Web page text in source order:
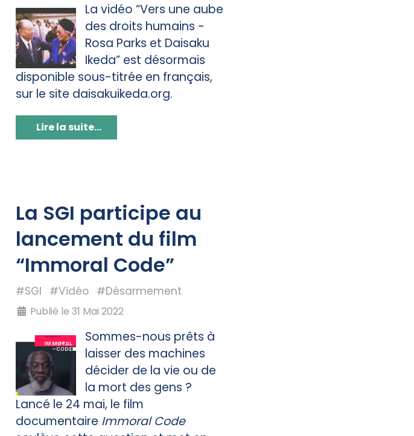
La vidéo “Vers une aube
des droits humains -
Rosa Parks et Daisaku
Ikeda” est désormais
disponible sous-titrée en français,
sur le site daisakuikeda.org.
Lire la suite...
La SGI participe au
lancement du film
“Immoral Code”
#SGI #Vidéo #Désarmement
Publié le 31 Mai 2022
Sommes-nous prêts à
laisser des machines
décider de la vie ou de
la mort des gens ?
Lancé le 24 mai, le film
documentaire Immoral Code